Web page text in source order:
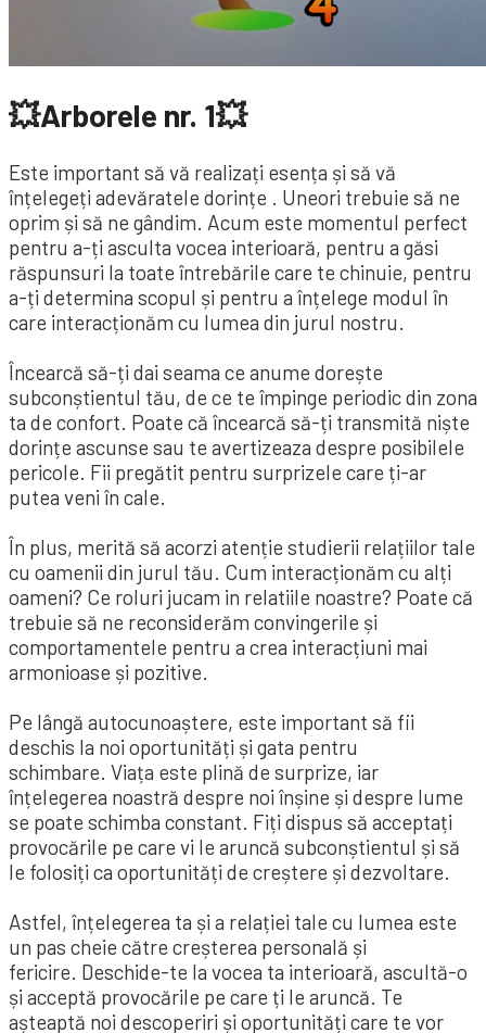
💥Arborele nr. 1💥
Este important să vă realizați esența și să vă
înțelegeți adevăratele dorințe . Uneori trebuie să ne
oprim și să ne gândim. Acum este momentul perfect
pentru a-ți asculta vocea interioară, pentru a găsi
răspunsuri la toate întrebările care te chinuie, pentru
a-ți determina scopul și pentru a înțelege modul în
care interacționăm cu lumea din jurul nostru.
Încearcă să-ți dai seama ce anume dorește
subconștientul tău, de ce te împinge periodic din zona
ta de confort. Poate că încearcă să-ți transmită niște
dorințe ascunse sau te avertizeaza despre posibilele
pericole. Fii pregătit pentru surprizele care ți-ar
putea veni în cale.
În plus, merită să acorzi atenție studierii relațiilor tale
cu oamenii din jurul tău. Cum interacționăm cu alți
oameni? Ce roluri jucam in relatiile noastre? Poate că
trebuie să ne reconsiderăm convingerile și
comportamentele pentru a crea interacțiuni mai
armonioase și pozitive.
Pe lângă autocunoaștere, este important să fii
deschis la noi oportunități și gata pentru
schimbare. Viața este plină de surprize, iar
înțelegerea noastră despre noi înșine și despre lume
se poate schimba constant. Fiți dispus să acceptați
provocările pe care vi le aruncă subconștientul și să
le folosiți ca oportunități de creștere și dezvoltare.
Astfel, înțelegerea ta și a relației tale cu lumea este
un pas cheie către creșterea personală și
fericire. Deschide-te la vocea ta interioară, ascultă-o
și acceptă provocările pe care ți le aruncă. Te
așteaptă noi descoperiri și oportunități care te vor